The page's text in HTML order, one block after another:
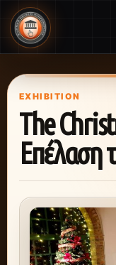
EXHIBITION
The
Επέλαση